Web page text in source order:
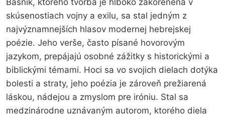
skúsenostiach vojny a exilu, sa stal jedným z
najvýznamnejších hlasov modernej hebrejskej
poézie. Jeho verše, často písané hovorovým
jazykom, prepájajú osobné zážitky s historickými a
biblickými témami. Hoci sa vo svojich dielach dotýka
bolesti a straty, jeho poézia je zároveň prežiarená
láskou, nádejou a zmyslom pre iróniu. Stal sa
medzinárodne uznávaným autorom, ktorého diela